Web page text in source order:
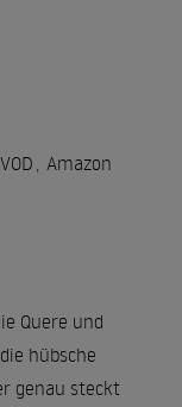
, Amazon
Quere und
hübsche
genau steckt